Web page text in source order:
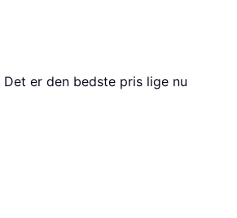
Det er den bedste pris lige nu